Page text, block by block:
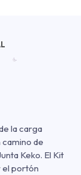
la carga
de
Keko. El Kit
el portón